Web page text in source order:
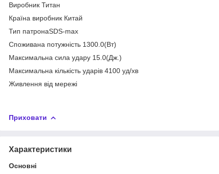
Виробник Титан
Країна виробник Китай
Тип патронаSDS-max
Споживана потужність 1300.0(Вт)
Максимальна сила удару 15.0(Дж.)
Максимальна кількість ударів 4100 уд/хв
Живлення від мережі
Приховати
Характеристики
Основні